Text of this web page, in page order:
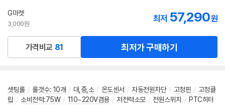
G마켓
3,000원
최저 57,290원
가격비교 81 최저가 구매하기
셋팅롤 / 롤갯수: 10개 / 대,중,소 / 온도센서 / 자동전원차단 / 고정핀 / 고정클
립 / 소비전력:75W / 110~220V겸용 / 저전력소모 / 전원스위치 / PTC히터